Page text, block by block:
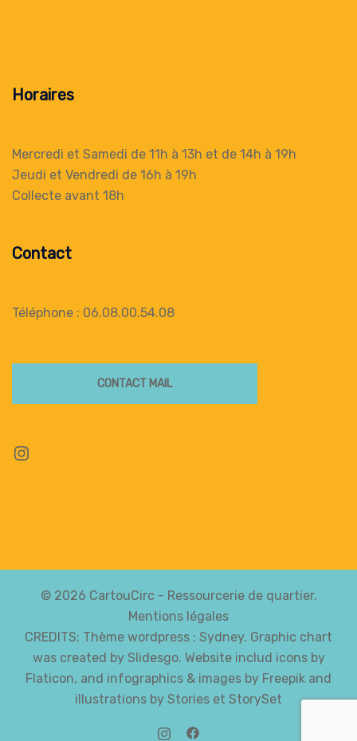
Horaires
Mercredi et Samedi de 11h à 13h et de 14h à 19h
Jeudi et Vendredi de 16h à 19h
Collecte avant 18h
Contact
Téléphone : 06.08.00.54.08
CONTACT MAIL
Instagram
© 2026 CartouCirc - Ressourcerie de quartier.
Mentions légales
CREDITS: Thème wordpress : Sydney. Graphic chart
was created by Slidesgo. Website includ icons by
Flaticon, and infographics & images by Freepik and
illustrations by Stories et StorySet